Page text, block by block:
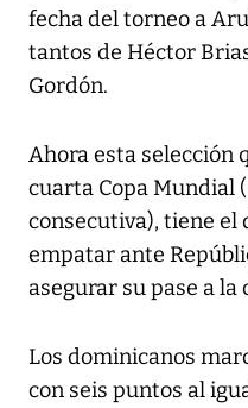
fecha del torneo a
tantos de Héctor
Gordón.
Ahora esta selección
cuarta Copa Mundial
consecutiva), tiene el
empatar ante
asegurar su pase a
Los dominicanos
con seis puntos al